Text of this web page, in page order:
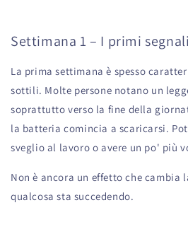
Settimana 1 – I primi segnali
La prima settimana è spesso
sottili. Molte persone notano un
soprattutto verso la fine della
la batteria comincia a scaricarsi.
sveglio al lavoro o avere un po' più
Non è ancora un effetto che
qualcosa sta succedendo.